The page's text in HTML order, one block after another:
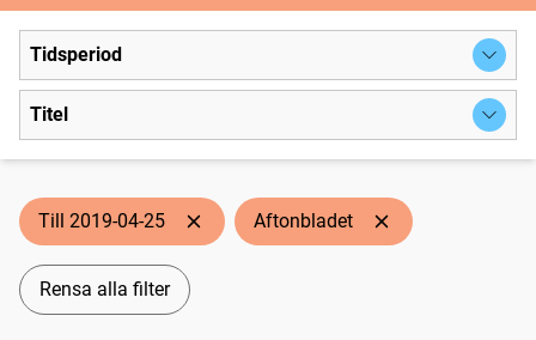
Tidsperiod
Titel
Till 2019-04-25 Aftonbladet
Rensa alla filter